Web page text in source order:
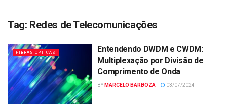
Tag: Redes de Telecomunicações
FIBRAS ÓPTICAS
Entendendo DWDM e CWDM:
Multiplexação por Divisão de
Comprimento de Onda
BY MARCELO BARBOZA 03/07/2024